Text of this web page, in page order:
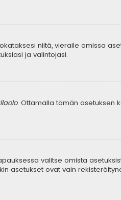
niitä, vieraile omissa
ja valintojasi.
. Ottamalla tämän asetuksen
valitse omista
asetukset ovat vain